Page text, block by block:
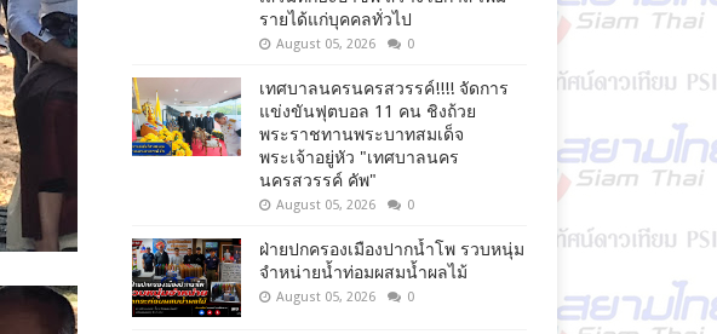
รายได้แก่บุคคลทั่วไป
August 05, 2026 0
เทศบาลนครนครสวรรค์!!!! จัดการ
แข่งขันฟุตบอล 11 คน ชิงถ้วย
พระราชทานพระบาทสมเด็จ
พระเจ้าอยู่หัว "เทศบาลนคร
นครสวรรค์ คัพ"
August 05, 2026 0
ฝ่ายปกครองเมืองปากน้ำโพ รวบหนุ่ม
จำหน่ายน้ำท่อมผสมน้ำผลไม้
August 05, 2026 0